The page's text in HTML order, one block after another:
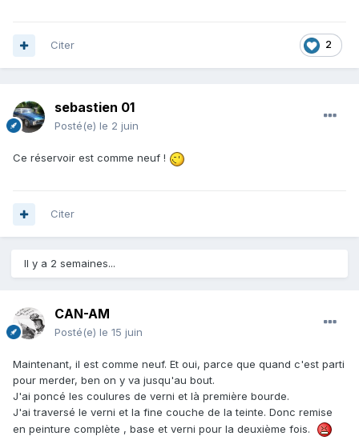
2
Citer
sebastien 01
Posté(e) le 2 juin
Ce réservoir est comme neuf !
Citer
Il y a 2 semaines...
CAN-AM
Posté(e) le 15 juin
Maintenant, il est comme neuf. Et oui, parce que quand c'est parti
pour merder, ben on y va jusqu'au bout.
J'ai poncé les coulures de verni et là première bourde.
J'ai traversé le verni et la fine couche de la teinte. Donc remise
en peinture complète , base et verni pour la deuxième fois.